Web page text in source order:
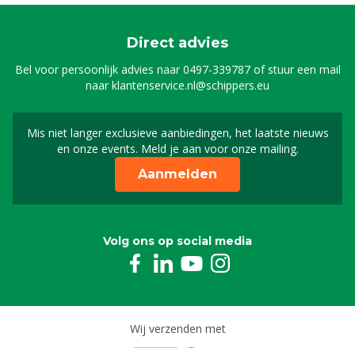
Direct advies
Bel voor persoonlijk advies naar0497-339787of stuur een mail
naarklantenservice.nl@schippers.eu
Mis niet langer exclusieve aanbiedingen, het laatste nieuws
en onze events. Meld je aan voor onze mailing.
Schrijf je in voor onze
Aanmelden
Volg ons op social media
Wij verzenden met